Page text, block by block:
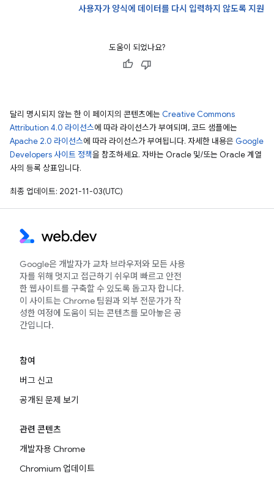
사용자가 양식에 데이터를 다시 입력하지 않도록 지원
도움이 되었나요?
달리 명시되지 않는 한 이 페이지의 콘텐츠에는 Creative Commons
Attribution 4.0 라이선스에 따라 라이선스가 부여되며, 코드 샘플에는
Apache 2.0 라이선스에 따라 라이선스가 부여됩니다. 자세한 내용은 Google
Developers 사이트 정책을 참조하세요. 자바는 Oracle 및/또는 Oracle 계열
사의 등록 상표입니다.
최종 업데이트: 2021-11-03(UTC)
Google은 개발자가 교차 브라우저와 모든 사용
자를 위해 멋지고 접근하기 쉬우며 빠르고 안전
한 웹사이트를 구축할 수 있도록 돕고자 합니다.
이 사이트는 Chrome 팀원과 외부 전문가가 작
성한 여정에 도움이 되는 콘텐츠를 모아놓은 공
간입니다.
참여
버그 신고
공개된 문제 보기
관련 콘텐츠
개발자용 Chrome
Chromium 업데이트